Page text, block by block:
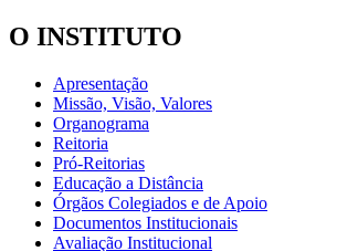
O INSTITUTO
Apresentação
Missão, Visão, Valores
Organograma
Reitoria
Pró-Reitorias
Educação a Distância
Órgãos Colegiados e de Apoio
Documentos Institucionais
Avaliação Institucional